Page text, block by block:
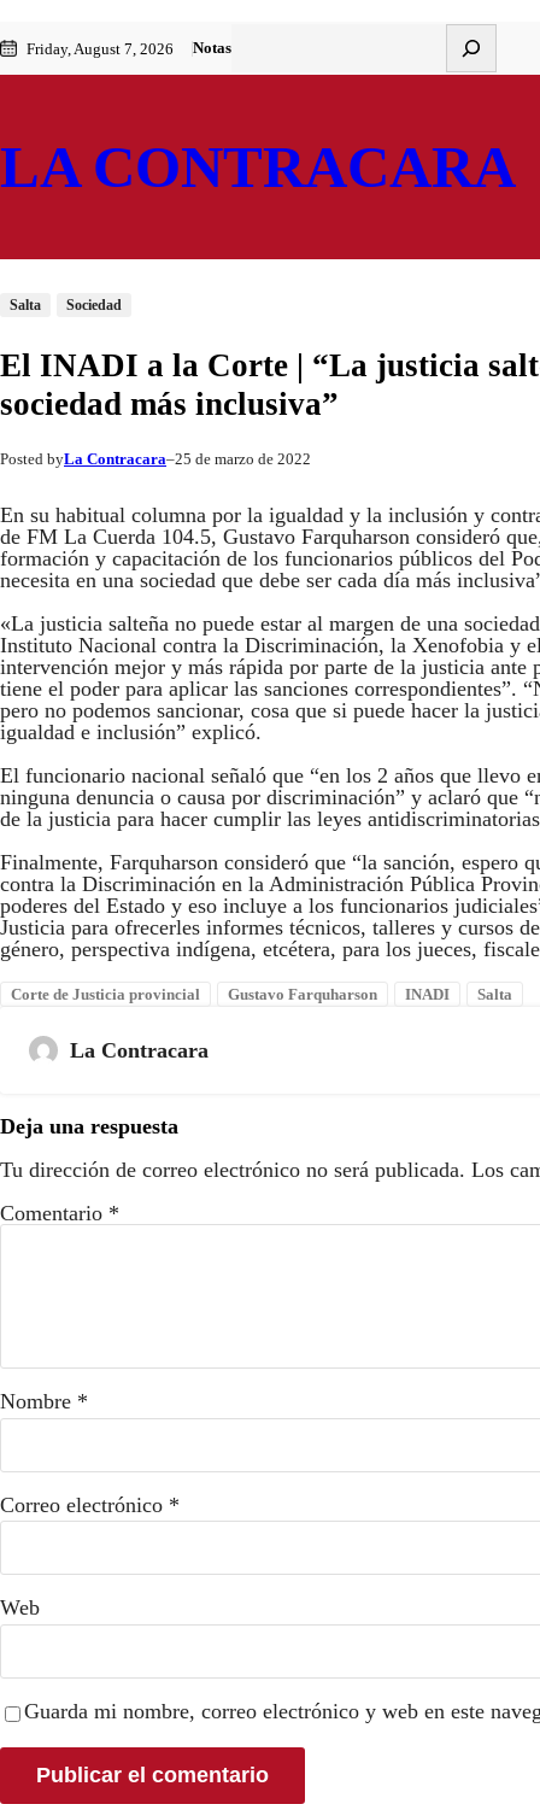
al
contenido
to
content
Friday, August 7, 2026 Notas
LA CONTRACARA
Salta Sociedad
El INADI a la Corte | “La justicia
sociedad más inclusiva”
Posted byLa Contracara–25 de marzo de 2022
En su habitual columna por la igualdad y la inclusión y
de FM La Cuerda 104.5, Gustavo Farquharson consideró
formación y capacitación de los funcionarios públicos del
necesita en una sociedad que debe ser cada día más
«La justicia salteña no puede estar al margen de una
Instituto Nacional contra la Discriminación, la Xenofobia y
intervención mejor y más rápida por parte de la justicia
tiene el poder para aplicar las sanciones
pero no podemos sancionar, cosa que si puede hacer la
igualdad e inclusión” explicó.
El funcionario nacional señaló que “en los 2 años que
ninguna denuncia o causa por discriminación” y aclaró que
de la justicia para hacer cumplir las leyes
Finalmente, Farquharson consideró que “la sanción,
contra la Discriminación en la Administración Pública
poderes del Estado y eso incluye a los funcionarios
Justicia para ofrecerles informes técnicos, talleres y cursos
género, perspectiva indígena, etcétera, para los jueces,
Corte de Justicia provincial Gustavo Farquharson INADI Salta
La Contracara
Deja una respuesta
Tu dirección de correo electrónico no será publicada. Los
Comentario *
Nombre *
Correo electrónico *
Web
Guarda mi nombre, correo electrónico y web en este